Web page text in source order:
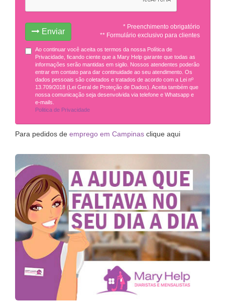
Enviar
* Preenchimento obrigatório
** Formulário exclusivo para clientes
Ao continuar você aceita os termos da nossa Política de
Privacidade, ficando ciente que a Mary Help garante que todas as
informações serão mantidas em sigilo. Nossos atendentes poderão
entrar em contato para dar continuidade ao seu atendimento. Os
dados pessoais são coletados e tratados de acordo com a Lei nº
13.709/2018 (Lei Geral de Proteção de Dados). Aceita também que
nossa comunicação seja desenvolvida via telefone e Whatsapp e
e-mails.
Politica de Privacidade
Para pedidos de emprego em Campinas clique aqui